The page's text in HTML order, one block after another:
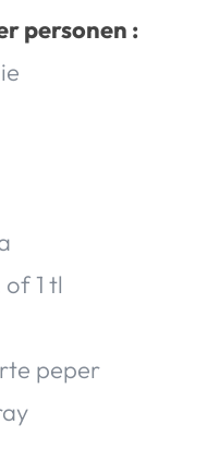
personen :
1 tl
peper